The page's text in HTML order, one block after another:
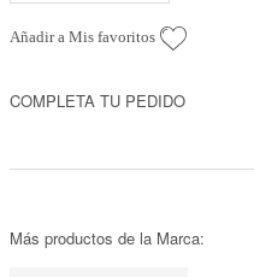
Añadir a Mis favoritos
COMPLETA TU PEDIDO
Más productos de la Marca: